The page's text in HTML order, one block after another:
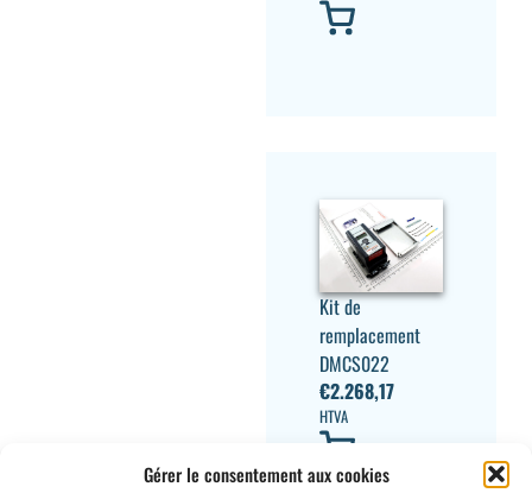
Gérer le consentement aux cookies
Kit de
remplacement
DMCS022
€2.268,17
HTVA